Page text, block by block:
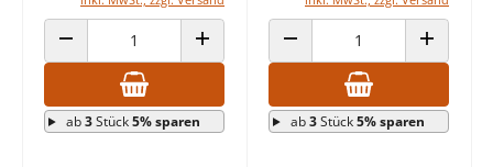
ANZAHL VERRINGERN ANZAHL ERHÖHEN
ab3Stück5% sparen
ANZAHL VERRINGERN ANZAHL
ab3Stück5% sparen